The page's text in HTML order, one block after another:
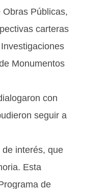
Públicas,
carteras
Monumentos
con
seguir a
interés, que
Esta
de